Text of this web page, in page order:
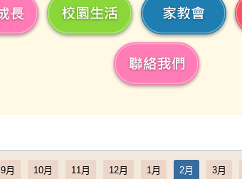
9月 10月 11月 12月 1月 2月 3月